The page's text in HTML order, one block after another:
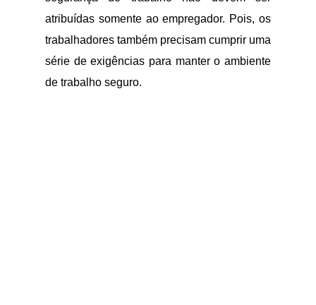
atribuídas somente ao empregador. Pois, os
trabalhadores também precisam cumprir uma
série de exigências para manter o ambiente
de trabalho seguro.